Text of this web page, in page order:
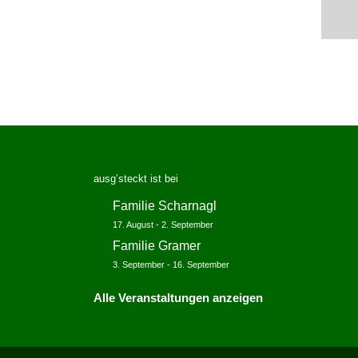
ausg’steckt ist bei
Familie Scharnagl
17. August - 2. September
Familie Gramer
3. September - 16. September
Alle Veranstaltungen anzeigen